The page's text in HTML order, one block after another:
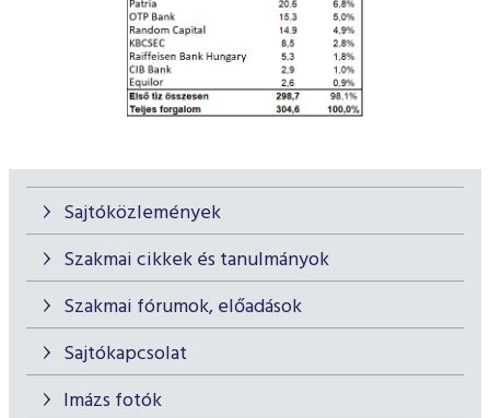
Sajtóközlemények
Szakmai cikkek és tanulmányok
Szakmai fórumok, előadások
Sajtókapcsolat
Imázs fotók